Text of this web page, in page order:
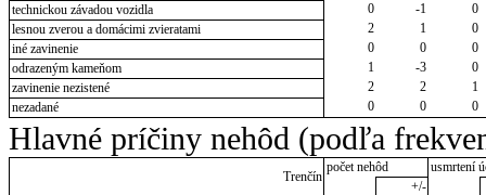
technickou závadou vozidla
0 -1
0
lesnou zverou a domácimi zvieratami
2 1
0
iné zavinenie
0 0
0
odrazeným kameňom
1 -3
0
zavinenie nezistené
2 2
1
nezadané
0 0 0
Hlavné príčiny nehôd (podľa
Trenčín
počet nehôd
usmrtení
+/-